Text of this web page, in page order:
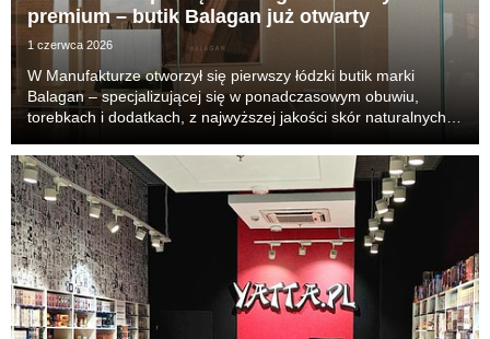
premium – butik Balagan już otwarty
1 czerwca 2026
W Manufakturze otworzył się pierwszy łódzki butik marki
Balagan – specjalizującej się w ponadczasowym obuwiu,
torebkach i dodatkach, z najwyższej jakości skór naturalnych.
handlowej.